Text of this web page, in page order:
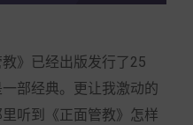
》已经出版发行了25
部经典。更让我激动的
听到《正面管教》怎样